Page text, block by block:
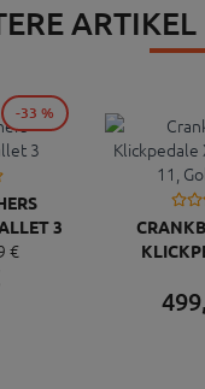
3
€
-33 %
499,